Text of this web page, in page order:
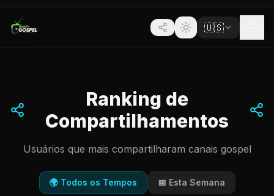
🇺🇸
Ranking de
Compartilhamentos
Usuários que mais compartilharam canais gospel
🌍 Todos os Tempos 📅 Esta Semana